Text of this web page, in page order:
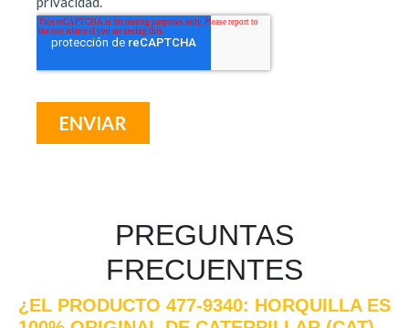
PREGUNTAS
FRECUENTES
¿EL PRODUCTO 477-9340: HORQUILLA ES